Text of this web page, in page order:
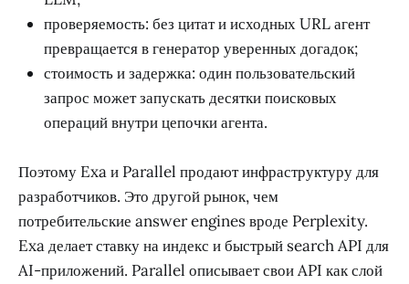
проверяемость: без цитат и исходных URL агент
превращается в генератор уверенных догадок;
стоимость и задержка: один пользовательский
запрос может запускать десятки поисковых
операций внутри цепочки агента.
Поэтому Exa и Parallel продают инфраструктуру для
разработчиков. Это другой рынок, чем
потребительские answer engines вроде Perplexity.
Exa делает ставку на индекс и быстрый search API для
AI-приложений. Parallel описывает свои API как слой